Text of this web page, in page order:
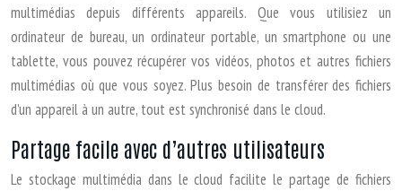
multimédias depuis différents appareils. Que vous utilisiez un
ordinateur de bureau, un ordinateur portable, un smartphone ou une
tablette, vous pouvez récupérer vos vidéos, photos et autres fichiers
multimédias où que vous soyez. Plus besoin de transférer des fichiers
d’un appareil à un autre, tout est synchronisé dans le cloud.
Partage facile avec d’autres utilisateurs
Le stockage multimédia dans le cloud facilite le partage de fichiers